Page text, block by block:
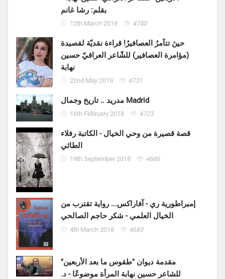
بقلم: رشا غانم
12th March 2018 4740
حينَ تتآمرُ العصافيرُ! قراءة نقديّة لقصيدة
(مؤامرة العصافير) للشّاعر العراقيّ حسين
نهابة
22nd May 2019 4731
مدريد .. تاريخ وجمال Madrid
16th February 2018 4723
قصة قصيرة من وحي الخيال - الكاتبة رفلاء
الطائي
19th September 2018 4686
إمبراطورية ري - آفاراكس... رواية تقترب من
الخيال العلمي - شكر حاجم الصالحي
4th March 2018 4683
مقدمة ديوان "طقوس ما بعد الأربعين"
للشاعر حسين نهابة المرأة موضوعًا - د.